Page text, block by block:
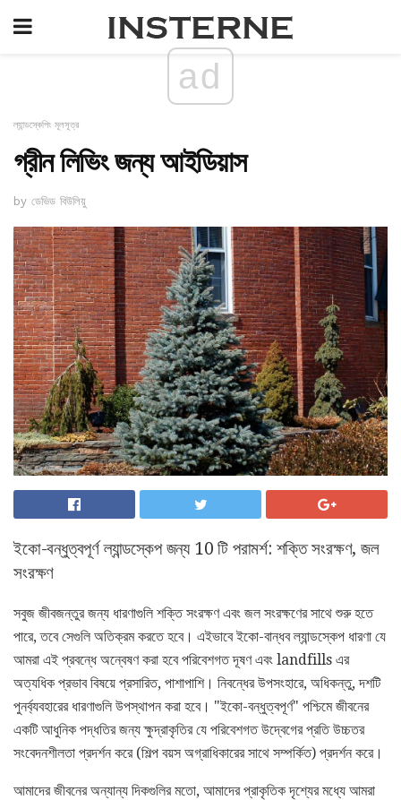
ad
ল্যান্ডস্কেপিং মূলসূত্র
গ্রীন লিভিং জন্য আইডিয়াস
by ডেভিড বিউলিয়ু
ইকো-বন্ধুত্বপূর্ণ ল্যান্ডস্কেপ জন্য 10 টি পরামর্শ: শক্তি সংরক্ষণ, জল
সংরক্ষণ
সবুজ জীবজন্তুর জন্য ধারণাগুলি শক্তি সংরক্ষণ এবং জল সংরক্ষণের সাথে শুরু হতে
পারে, তবে সেগুলি অতিক্রম করতে হবে। এইভাবে ইকো-বান্ধব ল্যান্ডস্কেপ ধারণা যে
আমরা এই প্রবন্ধে অন্বেষণ করা হবে পরিবেশগত দূষণ এবং landfills এর
অত্যধিক প্রভাব বিষয়ে প্রসারিত, পাশাপাশি। নিবন্ধের উপসংহারে, অধিকন্তু, দশটি
পুনর্ব্যবহারের ধারণাগুলি উপস্থাপন করা হবে। "ইকো-বন্ধুত্বপূর্ণ" পশ্চিমে জীবনের
একটি আধুনিক পদ্ধতির জন্য ক্ষুদ্রাকৃতির যে পরিবেশগত উদ্বেগের প্রতি উচ্চতর
সংবেদনশীলতা প্রদর্শন করে (শিল্প বয়স অগ্রাধিকারের সাথে সম্পর্কিত) প্রদর্শন করে।
আমাদের জীবনের অন্যান্য দিকগুলির মতো, আমাদের প্রাকৃতিক দৃশ্যের মধ্যে আমরা